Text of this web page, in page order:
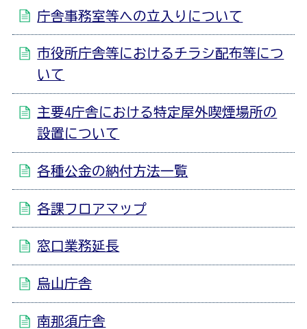
庁舎事務室等への立入りについて
市役所庁舎等におけるチラシ配布等につ
いて
主要4庁舎における特定屋外喫煙場所の
設置について
各種公金の納付方法一覧
各課フロアマップ
窓口業務延長
烏山庁舎
南那須庁舎